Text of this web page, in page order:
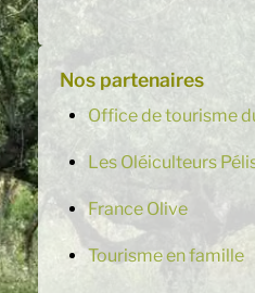
Nos partenaires
Office de tourisme
Les Oléiculteurs
France Olive
Tourisme en famille